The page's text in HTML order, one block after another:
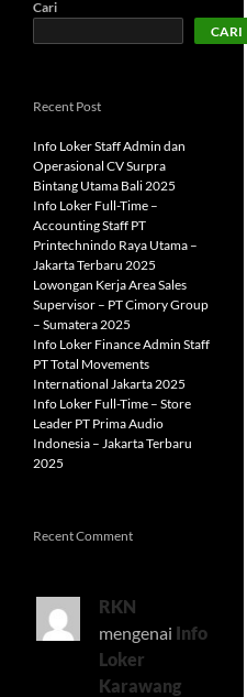
Cari
CARI
Recent Post
Info Loker Staff Admin dan
Operasional CV Surpra
Bintang Utama Bali 2025
Info Loker Full-Time –
Accounting Staff PT
Printechnindo Raya Utama –
Jakarta Terbaru 2025
Lowongan Kerja Area Sales
Supervisor – PT Cimory Group
– Sumatera 2025
Info Loker Finance Admin Staff
PT Total Movements
International Jakarta 2025
Info Loker Full-Time – Store
Leader PT Prima Audio
Indonesia – Jakarta Terbaru
2025
Recent Comment
RKN
mengenai Info
Loker
Karawang